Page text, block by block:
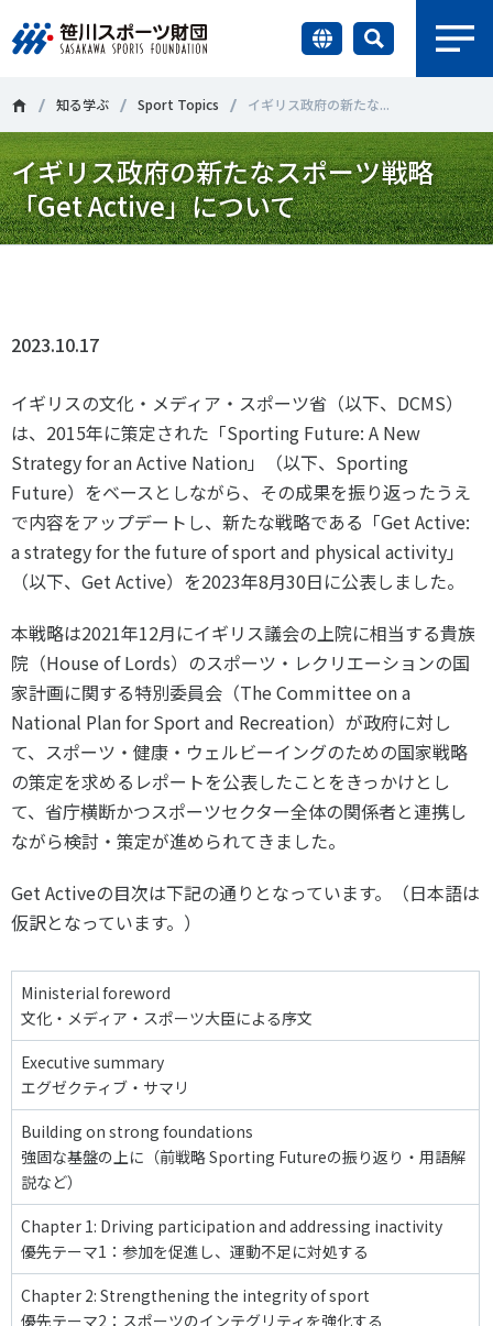
財団情報
研究員紹介
調査・研究
知る学ぶ
ニュース
お問い合わせ・お申し込み
メールマガジン
会員登録
アクセス
ソーシャルメディア運営方針
＃誰が子どものスポーツをささえるのか ＃部活動
＃アクティブなまちづくり ＃日本人の身体活動と健康寿命
＃高齢者スポーツ
調査・研究
スポーツライフ・データ
スポーツ白書
政策提言
障害者スポーツ
スポーツによるまちづくり
スポーツ・ガバナンス
スポーツボランティア
スポーツ政策・予算
健康とスポーツ
社会づくり
自治体との連携
各教育機関との連携
スポーツ振興団体との連携
【動画】スポーツでアクティブなまちづくり
知る学ぶ
SPORT POLICY INCUBATOR ―スポーツ政策の『卵』 ―
Sport Topics
スポーツ 歴史の検証
知る学ぶ Sport Topics イギリス政府の新たな...
イギリス政府の新たなスポーツ戦略
「Get Active」について
2023.10.17
イギリスの文化・メディア・スポーツ省（以下、 DCMS）
は、 2015年に策定された「Sporting Future: A New
Strategy for an Active Nation」（以下、 Sporting
Future）をベースとしながら、その成果を振り返ったうえ
で内容をアップデートし、新たな戦略である「Get Active:
a strategy for the future of sport and physical activity」
（以下、 Get Active）を2023年8月30日に公表しました。
本戦略は2021年12月にイギリス議会の上院に相当する貴族
院（House of Lords）のスポーツ・レクリエーションの国
家計画に関する特別委員会（The Committee on a
National Plan for Sport and Recreation）が政府に対し
て、スポーツ・健康・ウェルビーイングのための国家戦略
の策定を求めるレポートを公表したことをきっかけとし
て、省庁横断かつスポーツセクター全体の関係者と連携し
ながら検討・策定が進められてきました。
Get Activeの目次は下記の通りとなっています。（日本語は
仮訳となっています。）
Ministerial foreword
文化・メディア・スポーツ大臣による序文
Executive summary
エグゼクティブ・サマリ
Building on strong foundations
強固な基盤の上に（前戦略 Sporting Futureの振り返り・用語解
説など）
Chapter 1: Driving participation and addressing inactivity
優先テーマ1：参加を促進し、運動不足に対処する
Chapter 2: Strengthening the integrity of sport
優先テーマ2：スポーツのインテグリティを強化する